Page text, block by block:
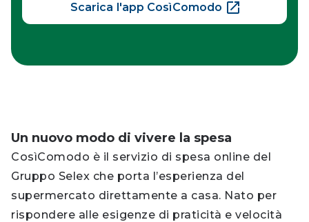
Scarica l'app CosìComodo
Un nuovo modo di vivere la spesa
CosìComodo è il servizio di spesa online del
Gruppo Selex che porta l’esperienza del
supermercato direttamente a casa. Nato per
rispondere alle esigenze di praticità e velocità